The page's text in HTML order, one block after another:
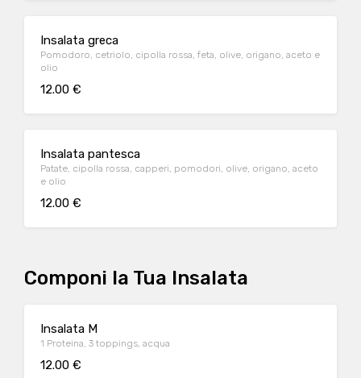
Insalata greca
Pomodoro, cetriolo, cipolla rossa, feta, olive, origano, aceto e
olio
12.00 €
Insalata pantesca
Patate, cipolla rossa, capperi, pomodori, olive, origano, aceto
e olio
12.00 €
Componi la Tua Insalata
Insalata M
1 Proteina, 3 toppings, acqua
12.00 €